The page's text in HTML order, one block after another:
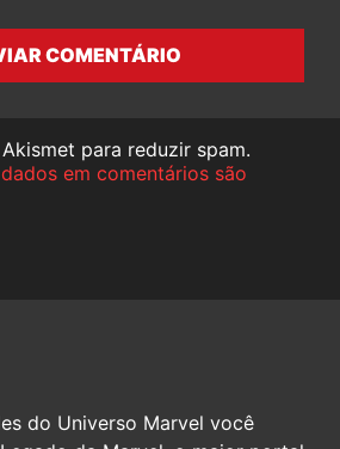
COMENTÁRIO
para reduzir spam.
em comentários são
do Universo Marvel você